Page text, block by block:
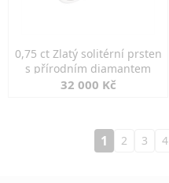
0,75 ct Zlatý solitérní prsten
s přírodním diamantem
32 000 Kč
1 2 3 4